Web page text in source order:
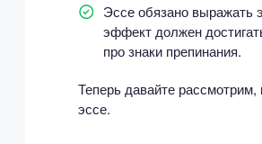
Эссе обязано выражать
эффект должен
про знаки препинания.
Теперь давайте
эссе.